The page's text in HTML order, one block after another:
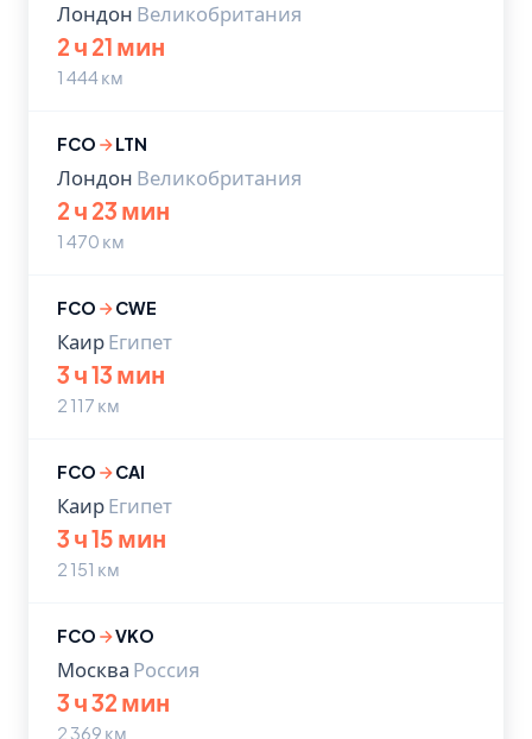
Лондон Великобритания
2 ч 21 мин
1 444 км
FCO LTN
Лондон Великобритания
2 ч 23 мин
1 470 км
FCO CWE
КаирЕгипет
3 ч 13 мин
2 117 км
FCO CAI
КаирЕгипет
3 ч 15 мин
2 151 км
FCO VKO
Москва Россия
3 ч 32 мин
2 369 км